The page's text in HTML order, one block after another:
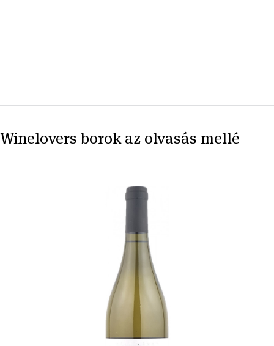
Winelovers borok az olvasás mellé